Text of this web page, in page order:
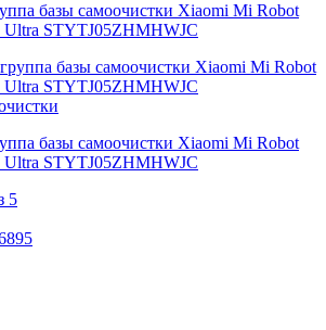
базы самоочистки Xiaomi Mi Robot
Ultra STYTJ05ZHMHWJC
базы самоочистки Xiaomi Mi Robot
Ultra STYTJ05ZHMHWJC
5